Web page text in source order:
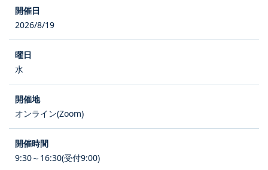
2026/8/19
水
オンライン(Zoom)
9:30～16:30(受付9:00)